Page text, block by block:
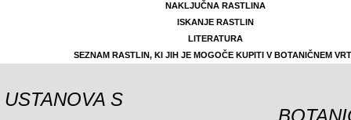
NAKLJUČNA RASTLINA
ISKANJE RASTLIN
LITERATURA
SEZNAM RASTLIN, KI JIH JE MOGOČE KUPITI V BOTANIČNEM
USTANOVA S